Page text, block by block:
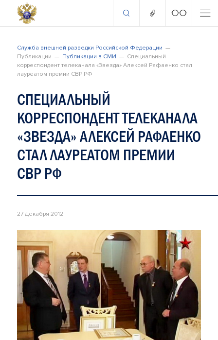
Служба внешней разведки Российской Федерации
Публикации
Публикации в СМИ
Специальный
корреспондент телеканала «Звезда» Алексей Рафаенко стал
лауреатом премии СВР РФ
СПЕЦИАЛЬНЫЙ
КОРРЕСПОНДЕНТ ТЕЛЕКАНАЛА
«ЗВЕЗДА» АЛЕКСЕЙ РАФАЕНКО
СТАЛ ЛАУРЕАТОМ ПРЕМИИ
СВР РФ
27 Декабря 2012